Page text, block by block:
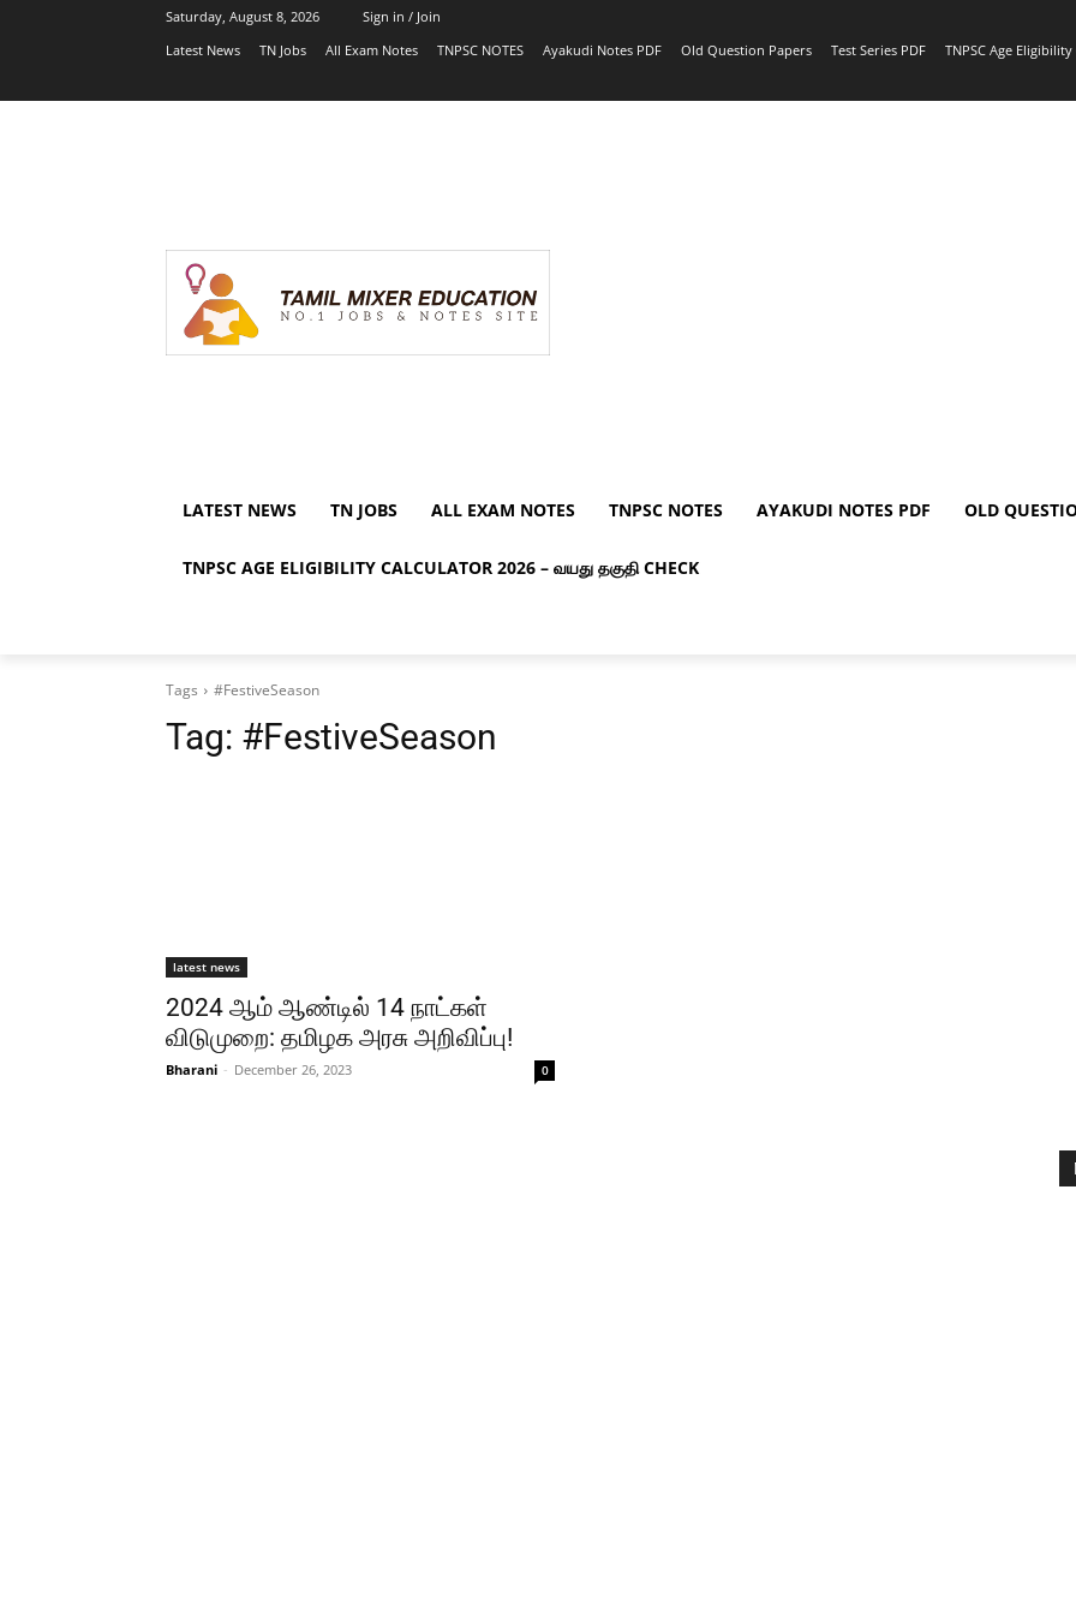
Saturday, August 8, 2026
Sign in / Join
Latest News
TN Jobs All Exam Notes TNPSC NOTES Ayakudi Notes PDF Old Question Papers Test Series PDF TNPSC Age
LATEST NEWS TN JOBS ALL EXAM NOTES TNPSC NOTES AYAKUDI NOTES PDF OLD
TNPSC AGE ELIGIBILITY CALCULATOR 2026 – வயது தகுதி CHECK
Tags #FestiveSeason
Tag: #FestiveSeason
latest news
2024 ஆம் ஆண்டில் 14 நாட்கள்
விடுமுறை: தமிழக அரசு அறிவிப்பு!
Bharani - December 26, 2023 0